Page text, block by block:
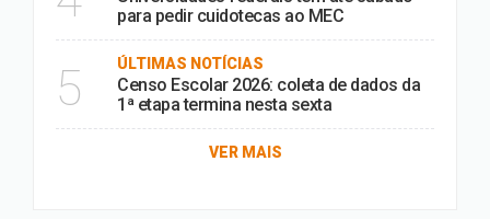
para pedir cuidotecas ao MEC
5 ÚLTIMAS NOTÍCIAS
Censo Escolar 2026: coleta de dados da
1ª etapa termina nesta sexta
VER MAIS